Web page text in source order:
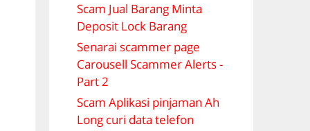
Scam Jual Barang Minta
Deposit Lock Barang
Senarai scammer page
Carousell Scammer Alerts -
Part 2
Scam Aplikasi pinjaman Ah
Long curi data telefon